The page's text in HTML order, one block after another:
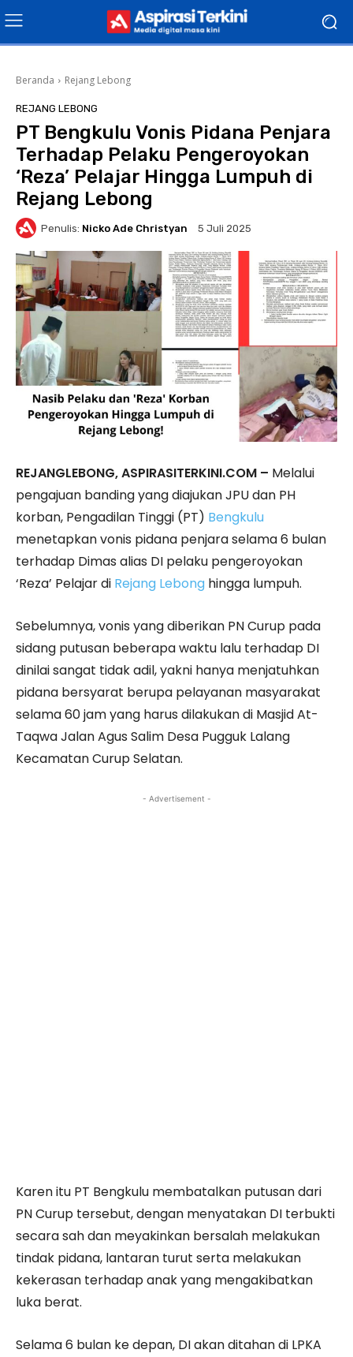
Beranda Rejang Lebong
REJANG LEBONG
PT Bengkulu Vonis Pidana Penjara
Terhadap Pelaku Pengeroyokan
‘Reza’ Pelajar Hingga Lumpuh di
Rejang Lebong
Penulis: Nicko Ade Christyan 5 Juli 2025
REJANGLEBONG, ASPIRASITERKINI.COM – Melalui
pengajuan banding yang diajukan JPU dan PH
korban, Pengadilan Tinggi (PT) Bengkulu
menetapkan vonis pidana penjara selama 6 bulan
terhadap Dimas alias DI pelaku pengeroyokan
‘Reza’ Pelajar di Rejang Lebong hingga lumpuh.
Sebelumnya, vonis yang diberikan PN Curup pada
sidang putusan beberapa waktu lalu terhadap DI
dinilai sangat tidak adil, yakni hanya menjatuhkan
pidana bersyarat berupa pelayanan masyarakat
selama 60 jam yang harus dilakukan di Masjid At-
Taqwa Jalan Agus Salim Desa Pugguk Lalang
Kecamatan Curup Selatan.
- Advertisement -
Karen itu PT Bengkulu membatalkan putusan dari
PN Curup tersebut, dengan menyatakan DI terbukti
secara sah dan meyakinkan bersalah melakukan
tindak pidana, lantaran turut serta melakukan
kekerasan terhadap anak yang mengakibatkan
luka berat.
Selama 6 bulan ke depan, DI akan ditahan di LPKA